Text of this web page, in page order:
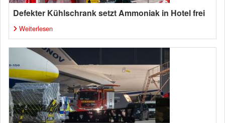
Defekter Kühlschrank setzt Ammoniak in Hotel frei
Weiterlesen